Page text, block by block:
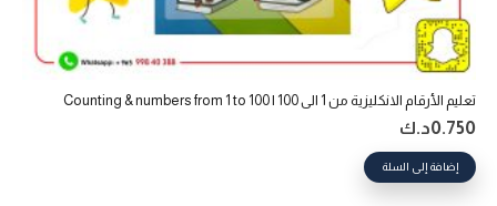
تعليم الأرقام الانكليزية من 1 الى 100 | Counting & numbers from 1 to 100
0.750د.ك
إضافة إلى السلة